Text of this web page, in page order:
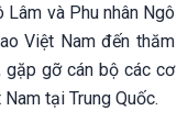
và Phu nhân Ngô
Việt Nam đến thăm
gặp gỡ cán bộ các cơ
tại Trung Quốc.